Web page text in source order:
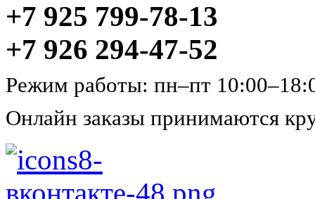
+7 925 799-78-13
+7 926 294-47-52
Режим работы: пн–пт
Онлайн заказы принимаются